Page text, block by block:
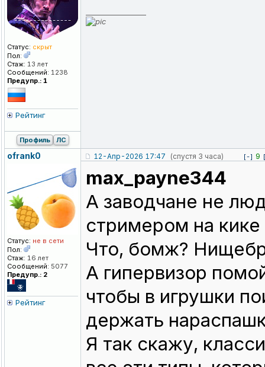
Статус: скрыт
Пол:
Стаж: 13 лет
Сообщений: 1238
Предупр.: 1
Рейтинг
Профиль ЛС
ofrank0
Статус: не в сети
Пол:
Стаж: 16 лет
Сообщений: 5077
Предупр.: 2
Рейтинг
12-Апр-2026 17:47 (спустя 3 часа) [-] 9
max_payne344
А заводчане не
стримером на
Что, бомж?
А гипервизор
чтобы в игрушки
держать
Я так скажу,